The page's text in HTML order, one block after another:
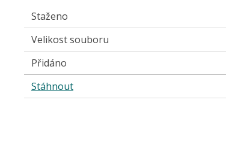
Staženo
Velikost souboru
Přidáno
Stáhnout